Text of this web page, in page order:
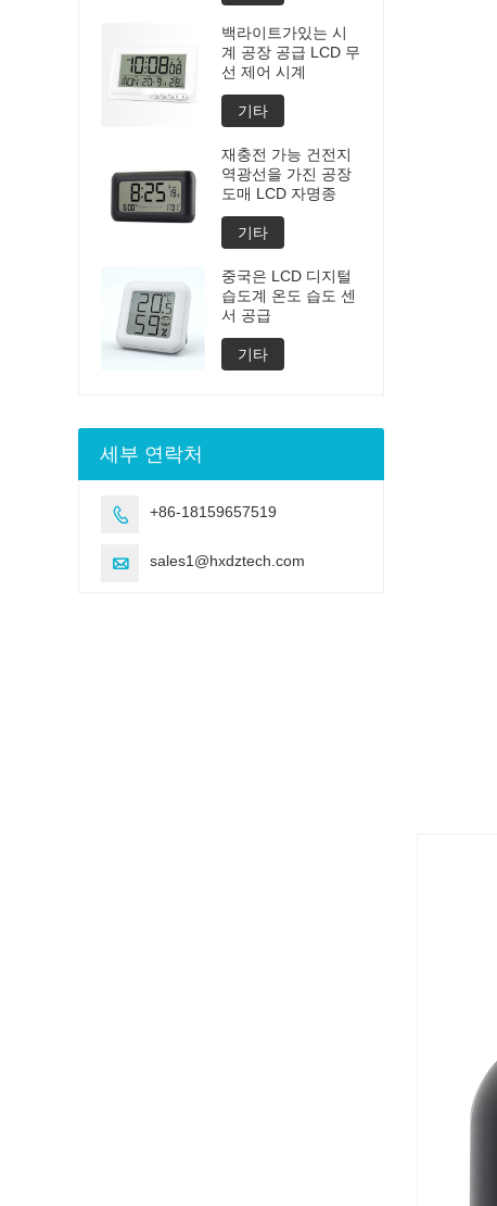
백라이트가있는 시
계 공장 공급 LCD 무
선 제어 시계
기타
재충전 가능 건전지
역광선을 가진 공장
도매 LCD 자명종
기타
중국은 LCD 디지털
습도계 온도 습도 센
서 공급
기타
세부 연락처
 +86-18159657519
 sales1@hxdztech.com